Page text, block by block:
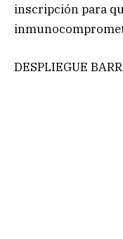
inscripción para
DESPLIEGUE